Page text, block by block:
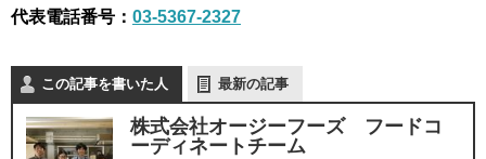
代表電話番号： 03-5367-2327
この記事を書いた人 最新の記事
株式会社オージーフーズ フードコ
ーディネートチーム